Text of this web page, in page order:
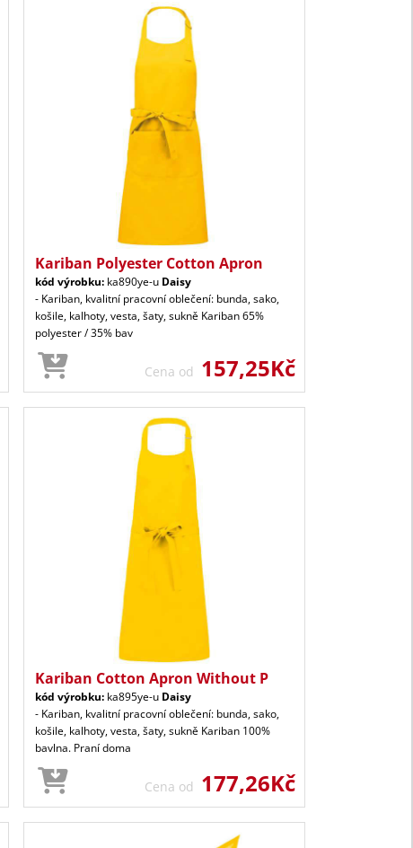
Kariban Polyester Cotton Apron
kód výrobku: ka890ye-u Daisy
- Kariban, kvalitní pracovní oblečení: bunda, sako,
košile, kalhoty, vesta, šaty, sukně Kariban 65%
polyester / 35% bav
Cena od 157,25Kč
Kariban Cotton Apron Without P
kód výrobku: ka895ye-u Daisy
- Kariban, kvalitní pracovní oblečení: bunda, sako,
košile, kalhoty, vesta, šaty, sukně Kariban 100%
bavlna. Praní doma
Cena od 177,26Kč